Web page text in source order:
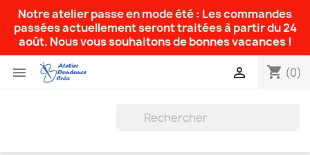
Notre atelier passe en mode été : Les commandes
passées actuellement seront traitées à partir du 24
août. Nous vous souhaitons de bonnes vacances !
 shopping_cart (0)
